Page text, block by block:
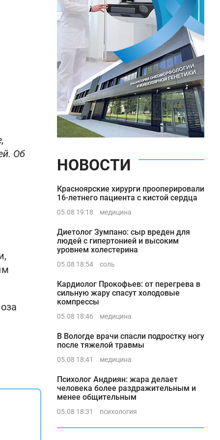
Об
НОВОСТИ
Красноярские хирурги прооперировали
16-летнего пациента с кистой сердца
05.08 19:18 медицина
Диетолог Зумпано: сыр вреден для
людей с гипертонией и высоким
уровнем холестерина
05.08 18:54 соль
Кардиолог Прокофьев: от перегрева в
сильную жару спасут холодовые
компрессы
05.08 18:46 медицина
В Вологде врачи спасли подростку ногу
после тяжелой травмы
05.08 18:41 медицина
Психолог Андриян: жара делает
человека более раздражительным и
менее общительным
05.08 18:31 психология